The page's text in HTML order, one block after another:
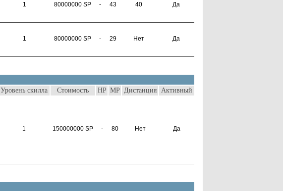
1 80000000 SP - 43 40 Да
1 80000000 SP - 29 Нет Да
Уровень скилла Стоимость HP MP Дистанция Активный
1 150000000 SP - 80 Нет Да